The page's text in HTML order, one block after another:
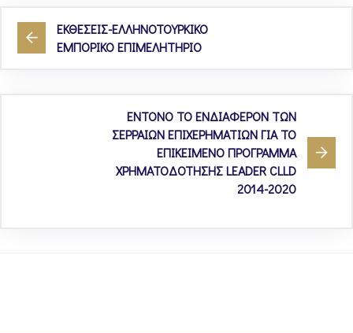
ΕΚΘΕΣΕΙΣ-ΕΛΛΗΝΟΤΟΥΡΚΙΚΟ
ΕΜΠΟΡΙΚΟ ΕΠΙΜΕΛΗΤΗΡΙΟ
ENTONO TO ΕΝΔΙΑΦΕΡΟΝ ΤΩΝ
ΣΕΡΡΑΙΩΝ ΕΠΙΧΕΡΗΜΑΤΙΩΝ ΓΙΑ ΤΟ
ΕΠΙΚΕΙΜΕΝΟ ΠΡΟΓΡΑΜΜΑ
ΧΡΗΜΑΤΟΔΟΤΗΣΗΣ LEADER CLLD
2014-2020